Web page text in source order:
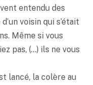
entendu des
voisin qui s’était
Même si vous
pas, (…) ils ne vous
lancé, la colère au